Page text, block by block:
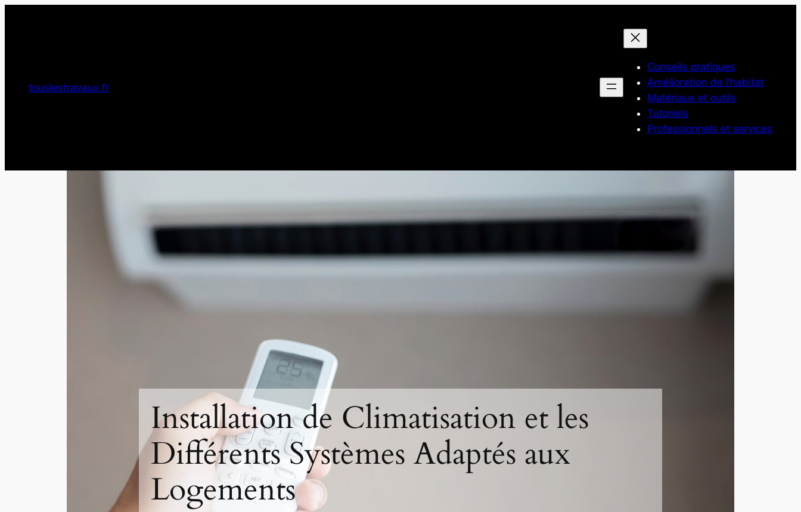
touslestravaux.fr
Conseils pratiques
Amélioration de l’habitat
Matériaux et outils
Tutoriels
Professionnels et services
Installation de Climatisation et les
Différents Systèmes Adaptés aux
Logements